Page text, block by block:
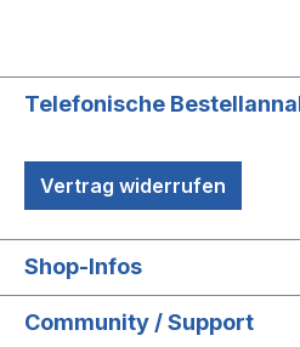
Telefonische
Vertrag widerrufen
Shop-Infos
Community / Support